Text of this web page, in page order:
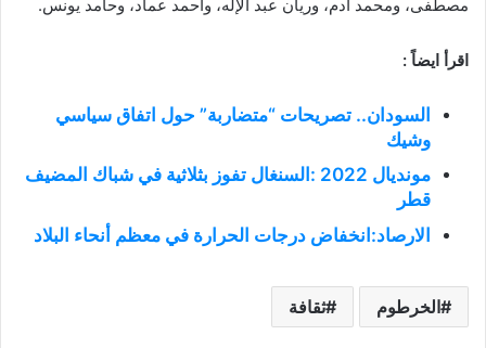
مصطفى، ومحمد آدم، وريان عبد الإله، وأحمد عماد، وحامد يونس.
اقرأ ايضاً :
السودان.. تصريحات “متضاربة” حول اتفاق سياسي
وشيك
مونديال 2022 :السنغال تفوز بثلاثية في شباك المضيف
قطر
الارصاد:انخفاض درجات الحرارة في معظم أنحاء البلاد
الخرطوم ثقافة